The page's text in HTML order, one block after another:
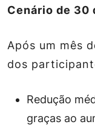
Cenário de 30
Após um mês
dos
Redução
graças ao